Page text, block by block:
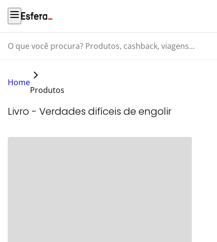
O que você procura? Produtos, cashback, viagens...
Home
Produtos
Livro - Verdades difíceis de engolir